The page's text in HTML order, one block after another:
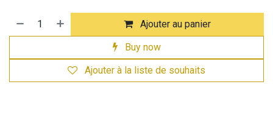
Ajouter au panier
Buy now
Ajouter à la liste de souhaits